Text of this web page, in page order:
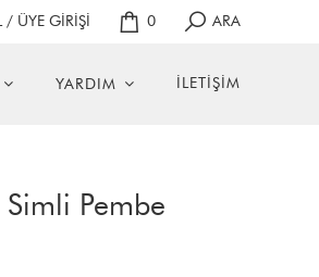
/ ÜYE GİRİŞİ 0 ARA
YARDIM İLETİŞİM
Pembe